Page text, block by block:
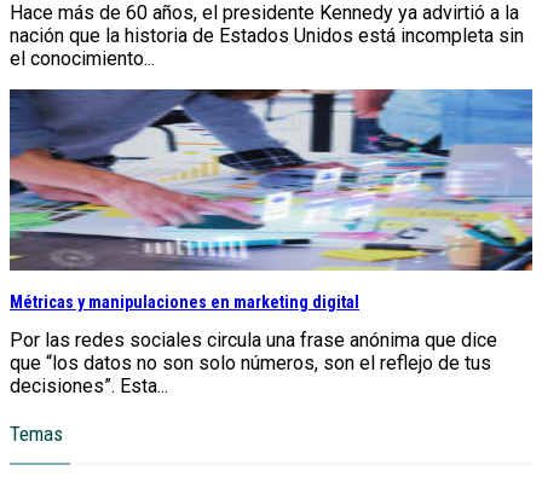
Hace más de 60 años, el presidente Kennedy ya advirtió a la
nación que la historia de Estados Unidos está incompleta sin
el conocimiento...
Métricas y manipulaciones en marketing digital
Por las redes sociales circula una frase anónima que dice
que “los datos no son solo números, son el reflejo de tus
decisiones”. Esta...
Temas